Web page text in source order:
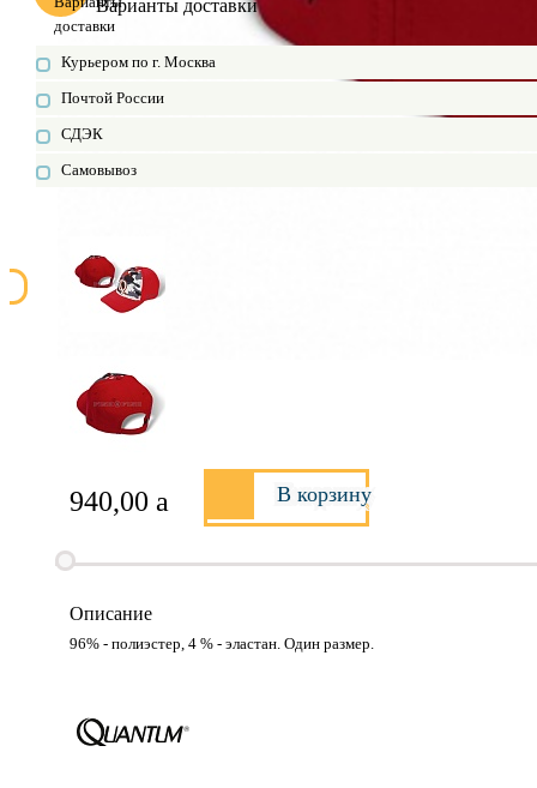
Варианты доставки
Курьером по г. Москва
Почтой России
СДЭК
Самовывоз
940,00 a В корзину
Описание
96% - полиэстер, 4 % - эластан. Один размер.